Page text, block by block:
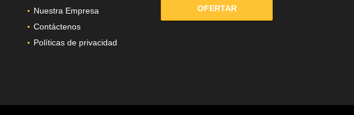
Nuestra Empresa
Contáctenos
Políticas de privacidad
OFERTAR